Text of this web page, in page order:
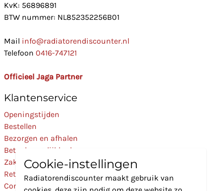
KvK: 56896891
BTW nummer: NL852352256B01
Mail info@radiatorendiscounter.nl
Telefoon 0416-747121
Officieel Jaga Partner
Klantenservice
Openingstijden
Bestellen
Bezorgen en afhalen
Betaalmogelijkheden
Zakelijk
Retourneren
Contact
Cookie-instellingen
Radiatorendiscounter maakt gebruik van